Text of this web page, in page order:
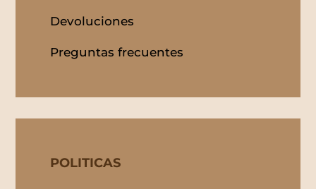
Devoluciones
Preguntas frecuentes
POLITICAS